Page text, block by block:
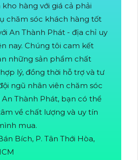
hàng với giá cả phải
chăm sóc khách hàng tốt
An Thành Phát - địa chỉ uy
nay. Chúng tôi cam kết
những sản phẩm chất
lý, đồng thời hỗ trợ và tư
ngũ nhân viên chăm sóc
An Thành Phát, bạn có thể
về chất lượng và uy tín
mua.
Bích, P. Tân Thới Hòa,